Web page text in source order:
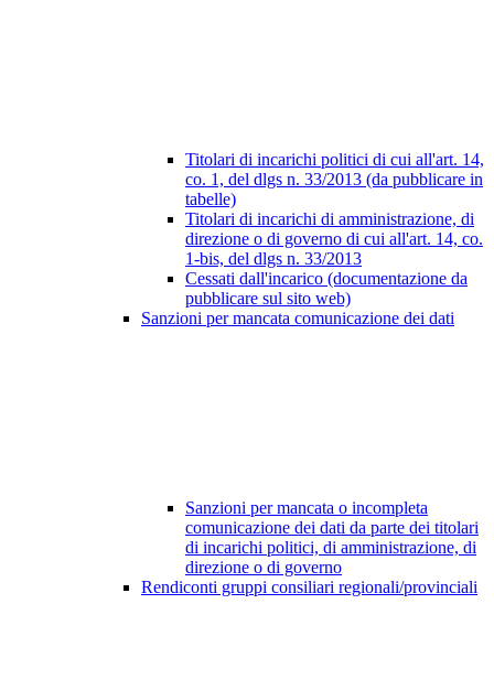
Titolari di incarichi politici di cui all'art. 14,
co. 1, del dlgs n. 33/2013 (da pubblicare in
tabelle)
Titolari di incarichi di amministrazione, di
direzione o di governo di cui all'art. 14, co.
1-bis, del dlgs n. 33/2013
Cessati dall'incarico (documentazione da
pubblicare sul sito web)
Sanzioni per mancata comunicazione dei dati
Sanzioni per mancata o incompleta
comunicazione dei dati da parte dei titolari
di incarichi politici, di amministrazione, di
direzione o di governo
Rendiconti gruppi consiliari regionali/provinciali